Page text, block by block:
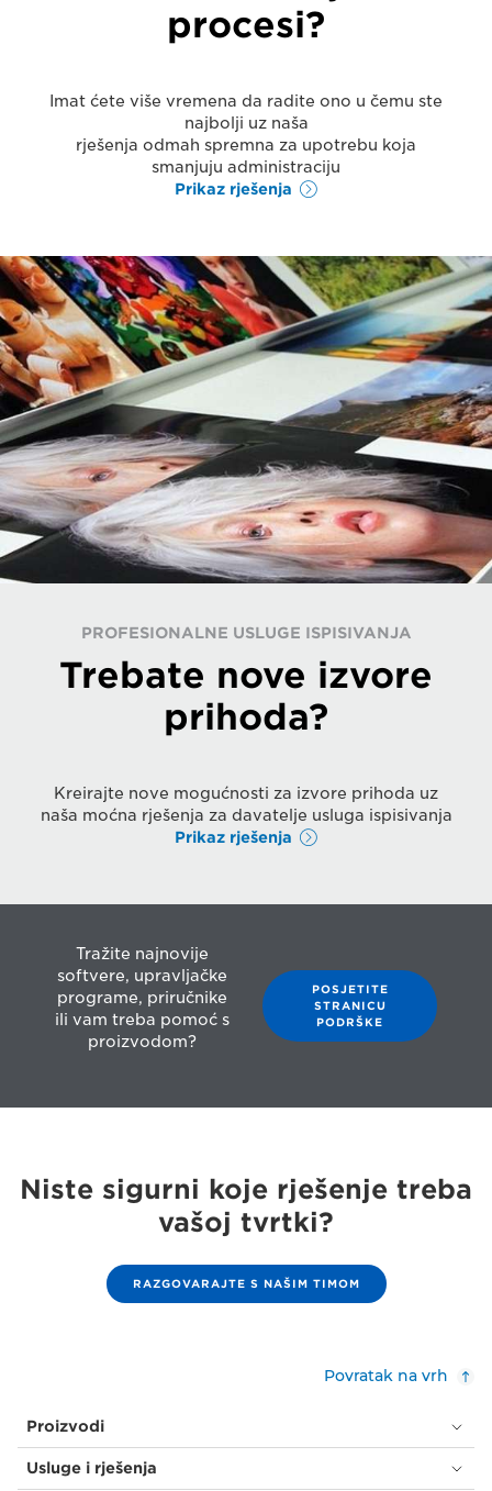
procesi?
Imat ćete više vremena da radite ono u čemu ste
najbolji uz naša
rješenja odmah spremna za upotrebu koja
smanjuju administraciju
Prikaz rješenja
PROFESIONALNE USLUGE ISPISIVANJA
Trebate nove izvore
prihoda?
Kreirajte nove mogućnosti za izvore prihoda uz
naša moćna rješenja za davatelje usluga ispisivanja
Prikaz rješenja
Tražite najnovije
softvere, upravljačke
programe, priručnike
ili vam treba pomoć s
proizvodom?
POSJETITE
STRANICU
PODRŠKE
Niste sigurni koje rješenje treba
vašoj tvrtki?
RAZGOVARAJTE S NAŠIM TIMOM
Povratak na vrh
Proizvodi
Usluge i rješenja